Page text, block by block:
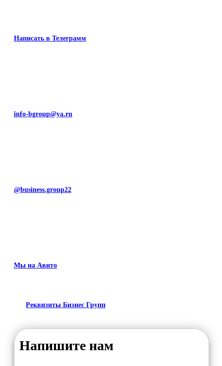
Написать в Телеграмм
info-bgroup@ya.ru
@business.group22
Мы на Авито
Реквизиты Бизнес Групп
Напишите нам